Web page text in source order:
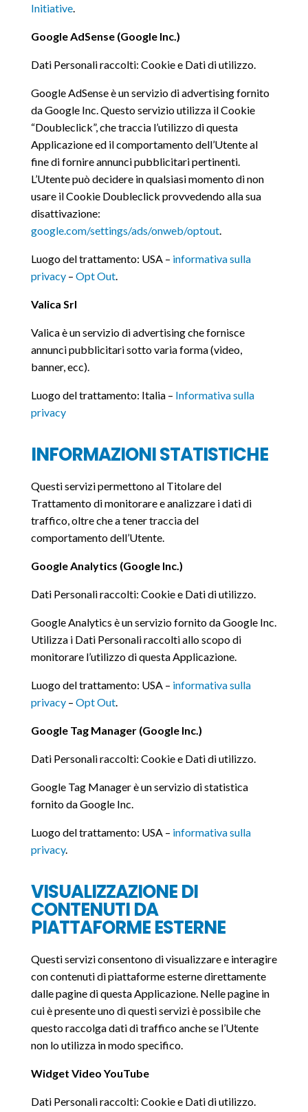
Initiative.
Google AdSense (Google Inc.)
Dati Personali raccolti: Cookie e Dati di utilizzo.
Google AdSense è un servizio di advertising fornito
da Google Inc. Questo servizio utilizza il Cookie
“Doubleclick”, che traccia l’utilizzo di questa
Applicazione ed il comportamento dell’Utente al
fine di fornire annunci pubblicitari pertinenti.
L’Utente può decidere in qualsiasi momento di non
usare il Cookie Doubleclick provvedendo alla sua
disattivazione:
google.com/settings/ads/onweb/optout.
Luogo del trattamento: USA – informativa sulla
privacy– Opt Out.
Valica Srl
Valica è un servizio di advertising che fornisce
annunci pubblicitari sotto varia forma (video,
banner, ecc).
Luogo del trattamento: Italia – Informativa sulla
privacy
INFORMAZIONI STATISTICHE
Questi servizi permettono al Titolare del
Trattamento di monitorare e analizzare i dati di
traffico, oltre che a tener traccia del
comportamento dell’Utente.
Google Analytics (Google Inc.)
Dati Personali raccolti: Cookie e Dati di utilizzo.
Google Analytics è un servizio fornito da Google Inc.
Utilizza i Dati Personali raccolti allo scopo di
monitorare l’utilizzo di questa Applicazione.
Luogo del trattamento: USA – informativa sulla
privacy– Opt Out.
Google Tag Manager (Google Inc.)
Dati Personali raccolti: Cookie e Dati di utilizzo.
Google Tag Manager è un servizio di statistica
fornito da Google Inc.
Luogo del trattamento: USA – informativa sulla
privacy.
VISUALIZZAZIONE DI
CONTENUTI DA
PIATTAFORME ESTERNE
Questi servizi consentono di visualizzare e interagire
con contenuti di piattaforme esterne direttamente
dalle pagine di questa Applicazione. Nelle pagine in
cui è presente uno di questi servizi è possibile che
questo raccolga dati di traffico anche se l’Utente
non lo utilizza in modo specifico.
Widget Video YouTube
Dati Personali raccolti: Cookie e Dati di utilizzo.